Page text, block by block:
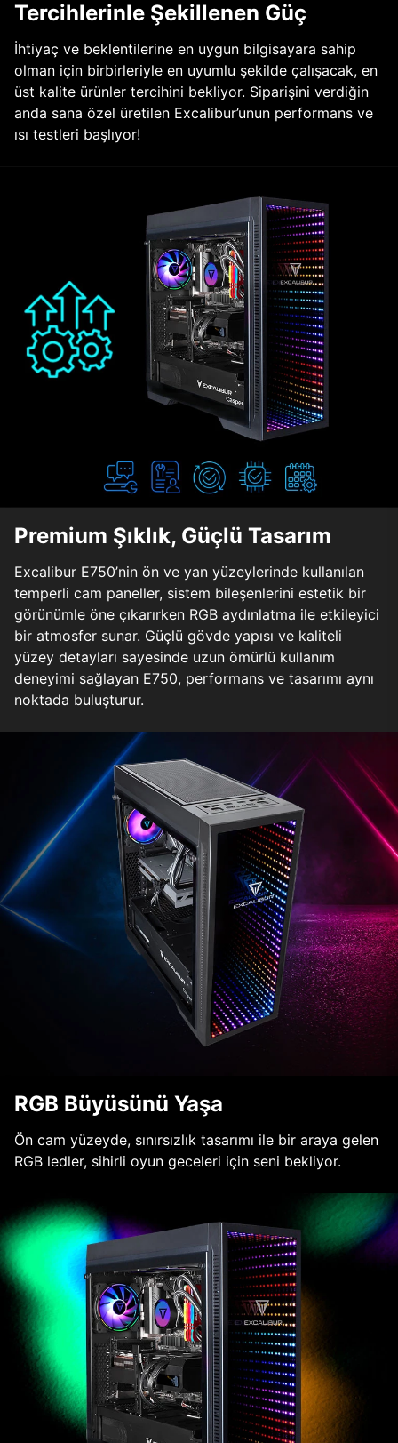
Tercihlerinle Şekillenen Güç
İhtiyaç ve beklentilerine en uygun bilgisayara sahip
olman için birbirleriyle en uyumlu şekilde çalışacak, en
üst kalite ürünler tercihini bekliyor. Siparişini verdiğin
anda sana özel üretilen Excalibur’unun performans ve
ısı testleri başlıyor!
Premium Şıklık, Güçlü Tasarım
Excalibur E750’nin ön ve yan yüzeylerinde kullanılan
temperli cam paneller, sistem bileşenlerini estetik bir
görünümle öne çıkarırken RGB aydınlatma ile etkileyici
bir atmosfer sunar. Güçlü gövde yapısı ve kaliteli
yüzey detayları sayesinde uzun ömürlü kullanım
deneyimi sağlayan E750, performans ve tasarımı aynı
noktada buluşturur.
RGB Büyüsünü Yaşa
Ön cam yüzeyde, sınırsızlık tasarımı ile bir araya gelen
RGB ledler, sihirli oyun geceleri için seni bekliyor.